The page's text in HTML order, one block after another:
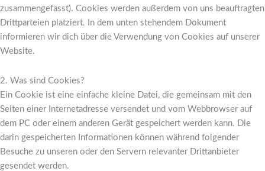
zusammengefasst). Cookies werden außerdem von uns beauftragten
Drittparteien platziert. In dem unten stehendem Dokument
informieren wir dich über die Verwendung von Cookies auf unserer
Website.
2. Was sind Cookies?
Ein Cookie ist eine einfache kleine Datei, die gemeinsam mit den
Seiten einer Internetadresse versendet und vom Webbrowser auf
dem PC oder einem anderen Gerät gespeichert werden kann. Die
darin gespeicherten Informationen können während folgender
Besuche zu unseren oder den Servern relevanter Drittanbieter
gesendet werden.